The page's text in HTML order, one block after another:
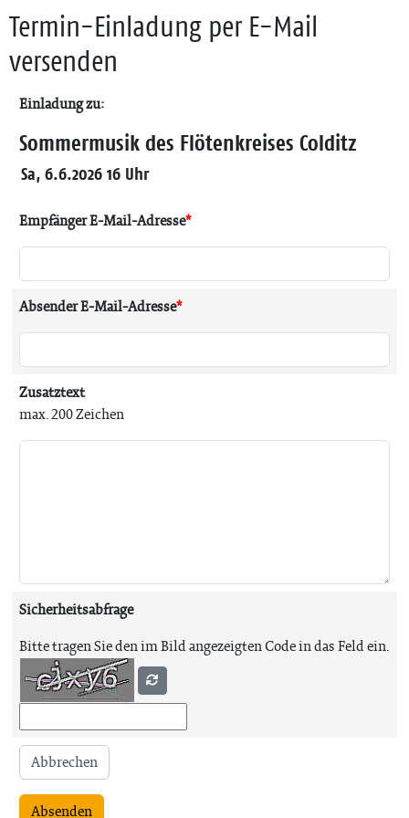
Termin-Einladung per E-Mail
versenden
Einladung zu:
Sommermusik des Flötenkreises Colditz
Sa, 6.6.2026 16 Uhr
Empfänger E-Mail-Adresse*
Absender E-Mail-Adresse*
Zusatztext
max. 200 Zeichen
Sicherheitsabfrage
Bitte tragen Sie den im Bild angezeigten Code in das Feld ein.
Abbrechen
Absenden